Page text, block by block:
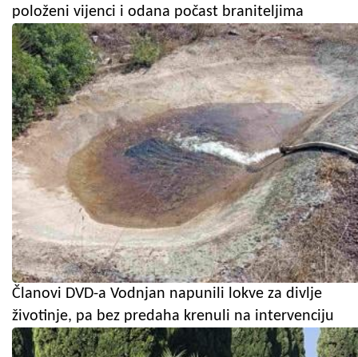
položeni vijenci i odana počast braniteljima
Članovi DVD-a Vodnjan napunili lokve za divlje
životinje, pa bez predaha krenuli na intervenciju